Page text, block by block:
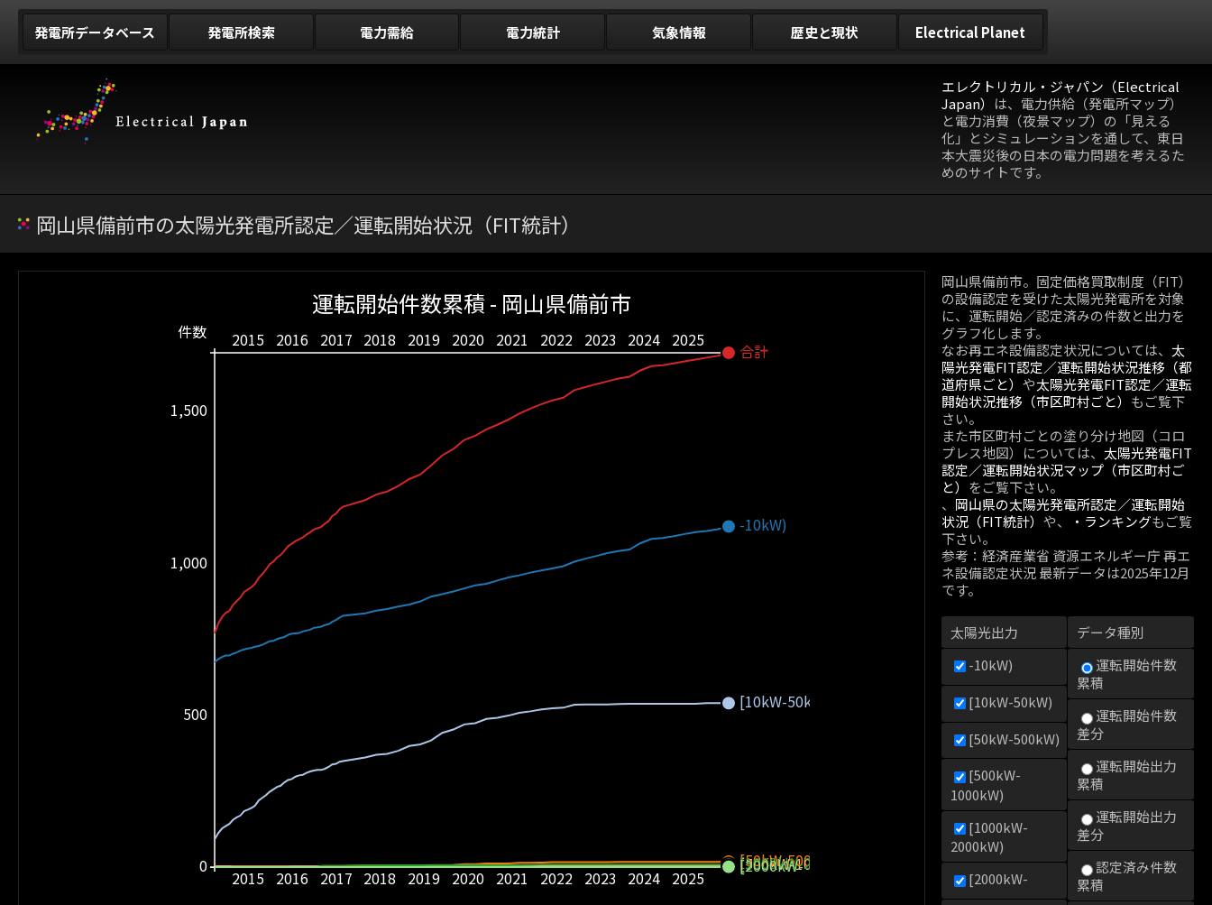
発電所データベース 発電所検索 電力需給 電力統計 気象情報 歴史と現状 Electrical Planet
エレクトリカル・ジャパン（Electrical
Japan） は、電力供給（発電所マップ）
と電力消費（夜景マップ）の「見える
化」とシミュレーションを通して、東日
本大震災後の日本の電力問題を考えるた
めのサイトです。
岡山県備前市の太陽光発電所認定／運転開始状況（FIT統計）
2015 2016 2017 2018 2019 2020 2021 2022 2023 2024 2025
2015 2016 2017 2018 2019 2020 2021 2022 2023 2024 2025
0
500
1,000
1,500
件数
運転開始件数累積 - 岡山県備前市
-10kW)
[10kW-50kW)
[50kW-500kW)
[500kW-1000kW)
[1000kW-2000kW)
[2000kW-
合計
岡山県備前市。固定価格買取制度（FIT）
の設備認定を受けた太陽光発電所を対象
に、運転開始／認定済みの件数と出力を
グラフ化します。
なお再エネ設備認定状況については、 太
陽光発電FIT認定／運転開始状況推移（都
道府県ごと） や太陽光発電FIT認定／運転
開始状況推移（市区町村ごと） もご覧下
さい。
また市区町村ごとの塗り分け地図（コロ
プレス地図）については、 太陽光発電FIT
認定／運転開始状況マップ（市区町村ご
と） をご覧下さい。
、 岡山県の太陽光発電所認定／運転開始
状況（FIT統計） や、 ・ランキングもご覧
下さい。
参考：経済産業省 資源エネルギー庁 再エ
ネ設備認定状況 最新データは2025年12月
です。
太陽光出力
-10kW)
[10kW-50kW)
[50kW-500kW)
[500kW-
1000kW)
[1000kW-
2000kW)
[2000kW-
データ種別
運転開始件数
累積
運転開始件数
差分
運転開始出力
累積
運転開始出力
差分
認定済み件数
累積